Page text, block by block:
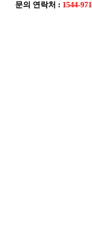
문의 연락처 : 1544-